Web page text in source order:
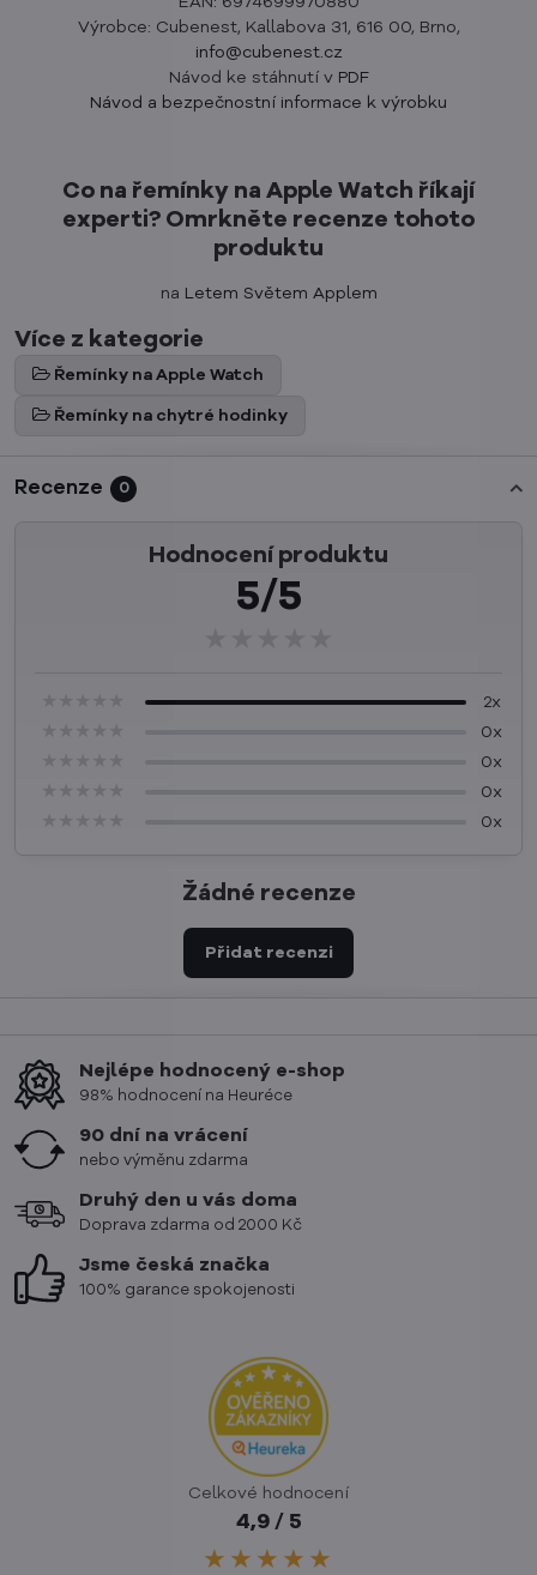
Výrobce: Cubenest, Kallabova 31, 616 00, Brno,
info@cubenest.cz
Návod ke stáhnutí v PDF
Návod a bezpečnostní informace k výrobku
Co na řemínky na Apple Watch říkají
experti? Omrkněte recenze tohoto
produktu
na Letem Světem Applem
Více z kategorie
Řemínky na Apple Watch
Řemínky na chytré hodinky
Recenze 0
Hodnocení produktu
5/5
2x
0x
0x
0x
0x
Žádné recenze
Přidat recenzi
Nejlépe hodnocený e-shop
98% hodnocení na Heuréce
90 dní na vrácení
nebo výměnu zdarma
Druhý den u vás doma
Doprava zdarma od 2000 Kč
Jsme česká značka
100% garance spokojenosti
Celkové hodnocení
4,9 / 5
★★★★★